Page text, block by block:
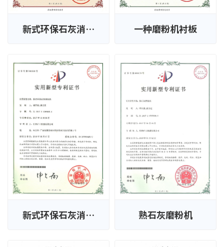
新式环保石灰消化 一种磨粉机衬板
新式环保石灰消化 熟石灰磨粉机